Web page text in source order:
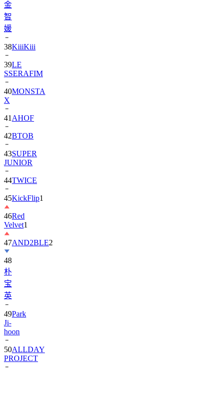
金
智
媛
38KiiiKiii
39LE
SSERAFIM
40MONSTA
X
41 AHOF
42BTOB
43SUPER
JUNIOR
44TWICE
45KickFlip1
46Red
Velvet1
47AND2BLE2
48
朴
宝
英
49Park
Ji-
hoon
50ALLDAY
PROJECT